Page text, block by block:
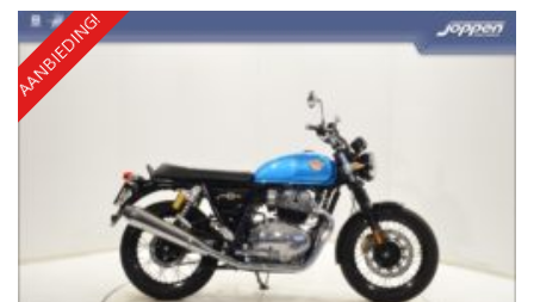
AANBIEDING!